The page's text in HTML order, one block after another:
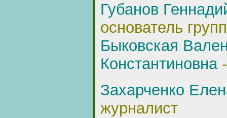
Губанов
основатель
Быковская
Константиновна-
Захарченко
журналист